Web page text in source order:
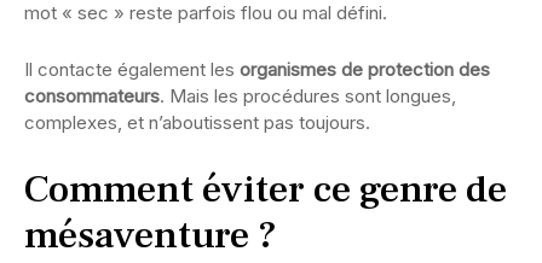
mot « sec » reste parfois flou ou mal défini.
Il contacte également les organismes de protection des
consommateurs. Mais les procédures sont longues,
complexes, et n’aboutissent pas toujours.
Comment éviter ce genre de
mésaventure ?